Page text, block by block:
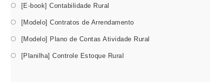
[E-book] Contabilidade Rural
[Modelo] Contratos de Arrendamento
[Modelo] Plano de Contas Atividade Rural
[Planilha] Controle Estoque Rural